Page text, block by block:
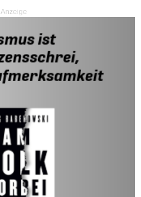
Anzeige